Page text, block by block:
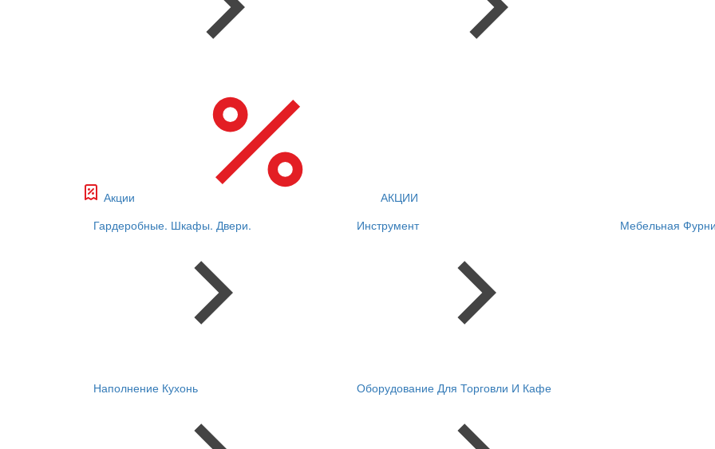
Акции
АКЦИИ
Гардеробные. Шкафы. Двери.
Инструмент Мебельная
Наполнение Кухонь Оборудование Для Торговли И Кафе